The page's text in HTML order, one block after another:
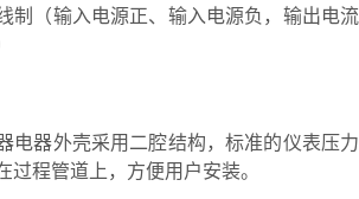
制（输入电源正、输入电源负，输出电流
电器外壳采用二腔结构，标准的仪表压力
过程管道上，方便用户安装。